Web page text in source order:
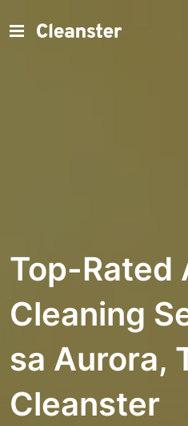
Top-Rated
Cleaning
sa Aurora,
Cleanster